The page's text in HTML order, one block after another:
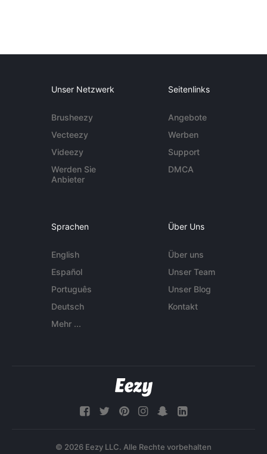
Unser Netzwerk
Brusheezy
Vecteezy
Videezy
Werden Sie
Anbieter
Seitenlinks
Angebote
Werben
Support
DMCA
Sprachen
English
Español
Português
Deutsch
Mehr ...
Über Uns
Über uns
Unser Team
Unser Blog
Kontakt
© 2026 Eezy LLC. Alle Rechte vorbehalten